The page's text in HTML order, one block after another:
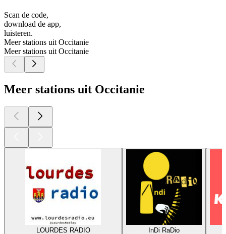
Scan de code,
download de app,
luisteren.
Meer stations uit Occitanie
Meer stations uit Occitanie
Meer stations uit Occitanie
LOURDES RADIO
InDi RaDio